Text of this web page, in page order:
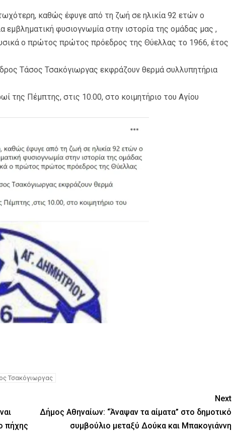
καθώς έφυγε από τη ζωή σε ηλικία 92 ετών ο
φυσιογνωμία στην ιστορία της ομάδας μας ,
ο πρώτος πρώτος πρόεδρος της Θύελλας το 1966, έτος
Τάσος Τσακόγιωργας εκφράζουν θερμά συλλυπητήρια
της Πέμπτης, στις 10.00, στο κοιμητήριο του Αγίου
Τσακόγιωργας
πήχης
Next
Δήμος Αθηναίων: “Άναψαν τα αίματα” στο δημοτικό
συμβούλιο μεταξύ Δούκα και Μπακογιάννη